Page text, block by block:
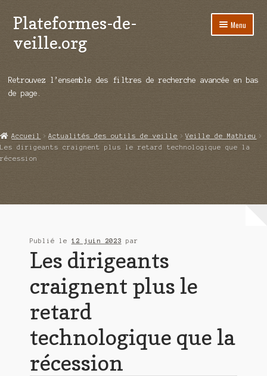
Aller
à
la
Aller
au
contenu
Plateformes-de-
veille.org
Menu
Répertoire d’ouitils
Démos vidéos
Ouvrir
Qui sommes-nous ?
Retrouvez l’ensemble des filtres de recherche avancée en bas
de page.
Accueil Actualités des outils de veille
Veille de Mathieu
Les dirigeants craignent plus le retard technologique que la
récession
Publié le 12 juin 2023 par
Les dirigeants
craignent plus le
retard
technologique que la
récession